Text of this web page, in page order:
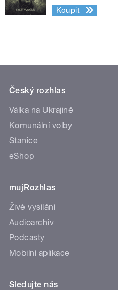
Koupit
Český rozhlas
Válka na Ukrajině
Komunální volby
Stanice
eShop
mujRozhlas
Živé vysílání
Audioarchiv
Podcasty
Mobilní aplikace
Sledujte nás